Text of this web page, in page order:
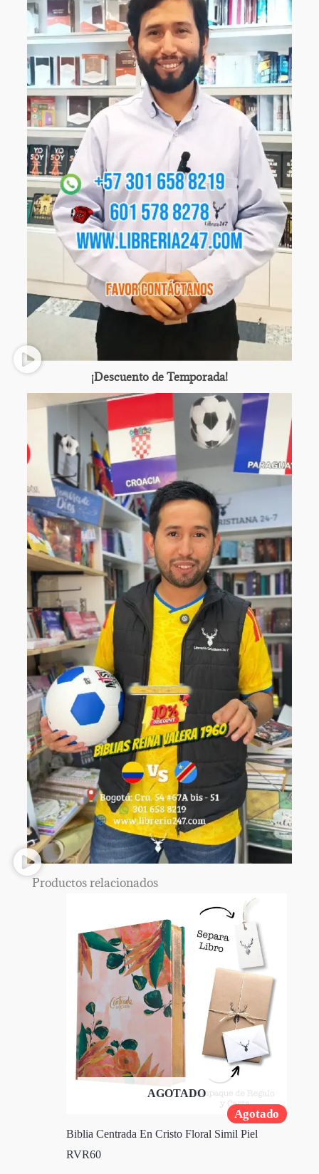
¡Descuento de Temporada!
Productos relacionados
Agotado
AGOTADO
Biblia Centrada En Cristo Floral Simil Piel
RVR60